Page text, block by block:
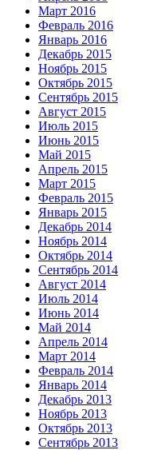
Март 2016
Февраль 2016
Январь 2016
Декабрь 2015
Ноябрь 2015
Октябрь 2015
Сентябрь 2015
Август 2015
Июль 2015
Июнь 2015
Май 2015
Апрель 2015
Март 2015
Февраль 2015
Январь 2015
Декабрь 2014
Ноябрь 2014
Октябрь 2014
Сентябрь 2014
Август 2014
Июль 2014
Июнь 2014
Май 2014
Апрель 2014
Март 2014
Февраль 2014
Январь 2014
Декабрь 2013
Ноябрь 2013
Октябрь 2013
Сентябрь 2013